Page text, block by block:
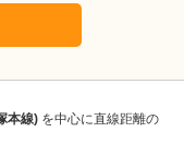
本線) を中心に直線距離の